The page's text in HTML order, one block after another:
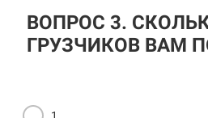
ВОПРОС 3.
ГРУЗЧИКОВ ВАМ